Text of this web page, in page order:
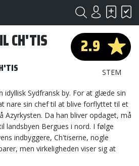
2.9
STEM
CH'TIS
idyllisk Sydfransk by. For at glæde sin
nare sin chef til at blive forflyttet til et
Azyrkysten. Da han bliver opdaget, må
landsbyen Bergues i nord. I følge
indbyggere, Ch'tiserne, nogle
men virkeligheden viser sig at